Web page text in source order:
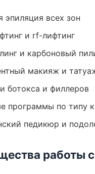
эпиляция всех зон
и rf-лифтинг
и карбоновый
макияж и
ботокса и филлеров
программы по типу
педикюр и
работы